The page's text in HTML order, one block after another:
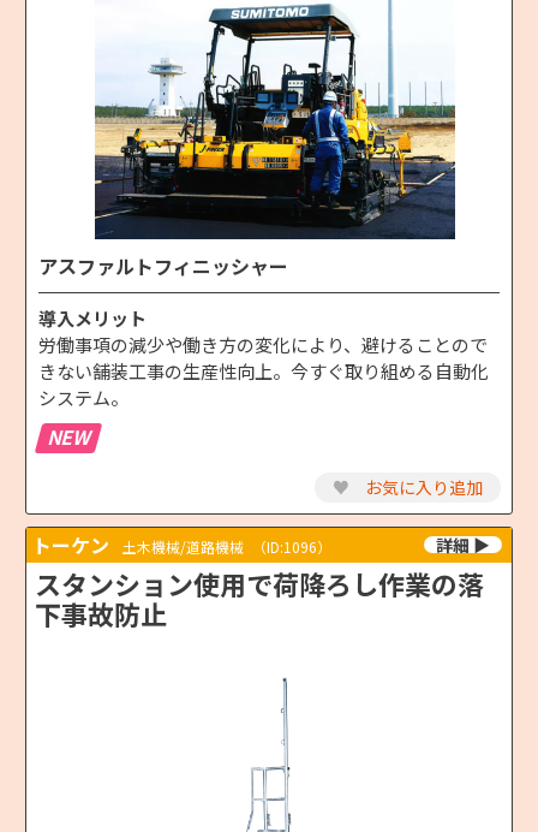
アスファルトフィニッシャー
導入メリット
労働事項の減少や働き方の変化により、避けることので
きない舗装工事の生産性向上。今すぐ取り組める自動化
システム。
NEW
♥ お気に入り追加
トーケン 土木機械/道路機械 （ID:1096）
スタンション使用で荷降ろし作業の落
下事故防止